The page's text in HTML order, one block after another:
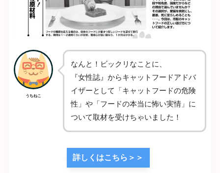
うちねこ
なんと！ビックリなことに、
『女性誌』からキャットフードアドバ
イザーとして「キャットフードの危険
性」や「フードの本当に怖い実情」に
ついて取材を受けちゃいました！
詳しくはこちら＞＞